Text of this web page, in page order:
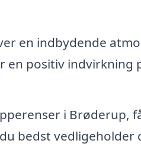
en indbydende
en positiv indvirkning
i Brøderup,
bedst vedligeholder